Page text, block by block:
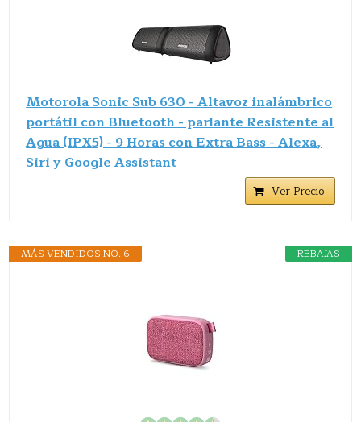
Motorola Sonic Sub 630 - Altavoz inalámbrico
portátil con Bluetooth - parlante Resistente al
Agua (IPX5) - 9 Horas con Extra Bass - Alexa,
Siri y Google Assistant
Ver Precio
REBAJAS
MÁS VENDIDOS NO. 6